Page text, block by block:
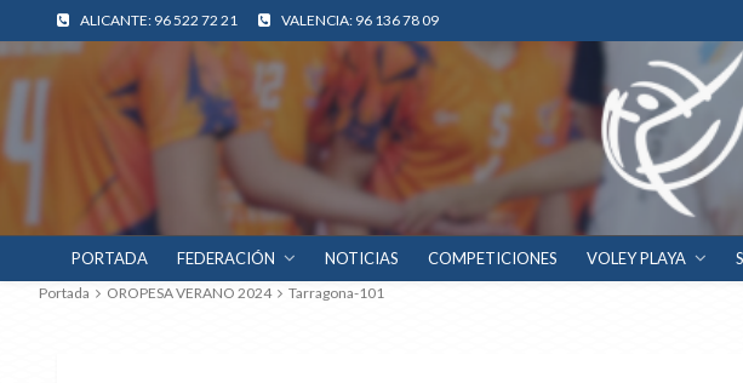
ALICANTE: 96 522 72 21 VALENCIA: 96 136 78 09
PORTADA FEDERACIÓN NOTICIAS COMPETICIONES VOLEY PLAYA
Portada OROPESA VERANO 2024 Tarragona-101